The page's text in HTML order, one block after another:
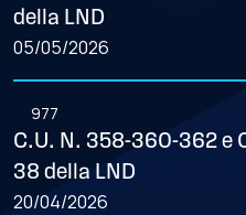
della LND
05/05/2026
977
C.U. N. 358-360-362 e
38 della LND
20/04/2026